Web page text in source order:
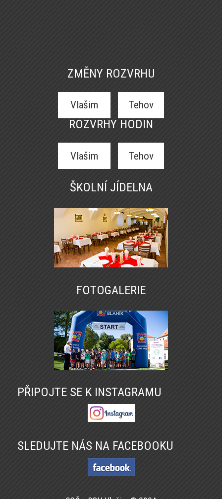
ZMĚNY ROZVRHU
Vlašim Tehov
ROZVRHY HODIN
Vlašim Tehov
ŠKOLNÍ JÍDELNA
FOTOGALERIE
PŘIPOJTE SE K INSTAGRAMU
SLEDUJTE NÁS NA FACEBOOKU